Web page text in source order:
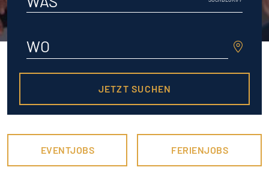
WO
JETZT SUCHEN
EVENTJOBS FERIENJOBS